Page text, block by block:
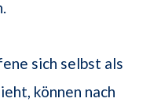
sich selbst als
können nach